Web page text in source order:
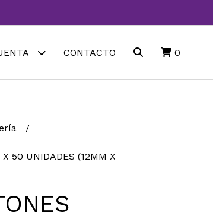
CONTACTO 0
50 UNIDADES (12MM X